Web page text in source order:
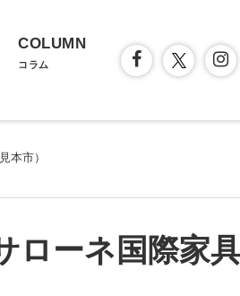
COLUMN
コラム
本市）
ローネ国際家